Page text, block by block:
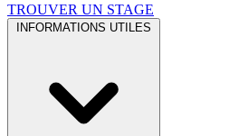
TROUVER UN STAGE
INFORMATIONS UTILES